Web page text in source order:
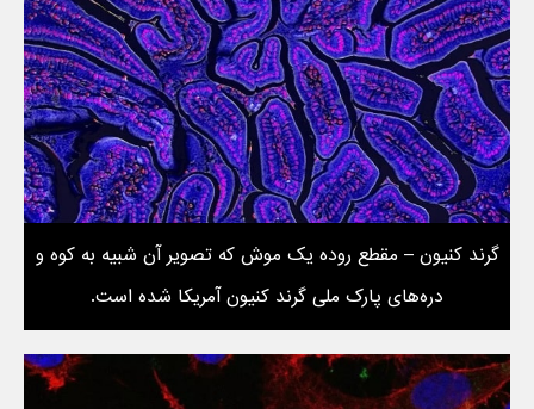
گرند کنیون – مقطع روده یک موش که تصویر آن شبیه به کوه و
دره‌های پارک ملی گرند کنیون آمریکا شده است.